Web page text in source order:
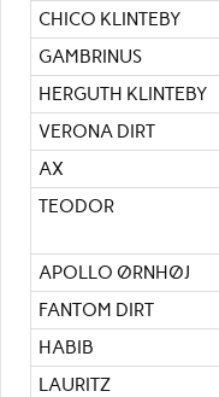
CHICO KLINTEBY
GAMBRINUS
HERGUTH KLINTEBY
VERONA DIRT
AX
TEODOR
APOLLO ØRNHØJ
FANTOM DIRT
HABIB
LAURITZ